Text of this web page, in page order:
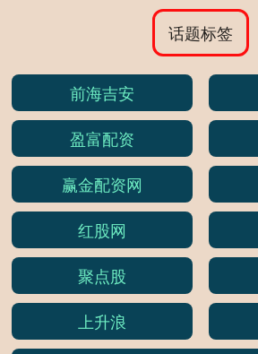
话题标签
前海吉安
盈富配资
赢金配资网
红股网
聚点股
上升浪